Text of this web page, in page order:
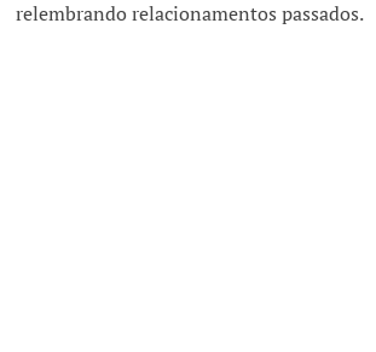
relembrando relacionamentos passados.